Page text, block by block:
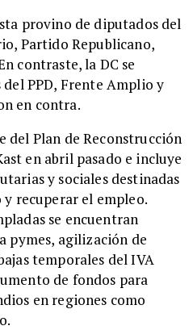
provino de diputados del
Partido Republicano,
contraste, la DC se
PPD, Frente Amplio y
en contra.
del Plan de Reconstrucción
en abril pasado e incluye
y sociales destinadas
recuperar el empleo.
se encuentran
pymes, agilización de
temporales del IVA
de fondos para
en regiones como